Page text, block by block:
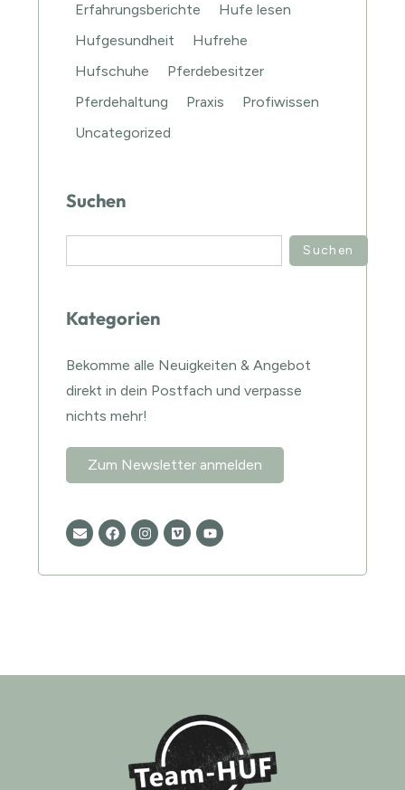
Erfahrungsberichte
Hufe lesen
Hufgesundheit
Hufrehe
Hufschuhe
Pferdebesitzer
Pferdehaltung
Praxis
Profiwissen
Uncategorized
Suchen
Suchen
Kategorien
Bekomme alle Neuigkeiten & Angebot
direkt in dein Postfach und verpasse
nichts mehr!
Zum Newsletter anmelden